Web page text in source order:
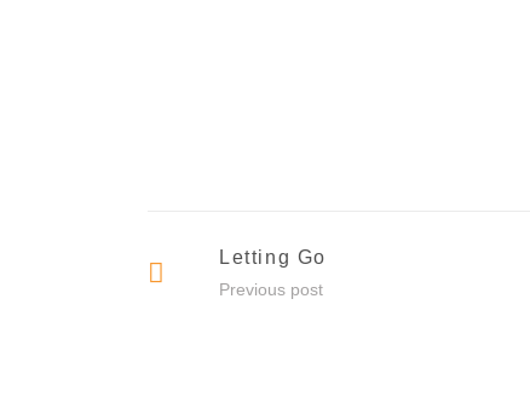
Letting Go
Previous post